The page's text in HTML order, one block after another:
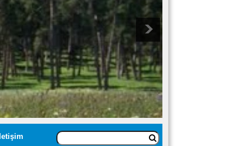
İletişim